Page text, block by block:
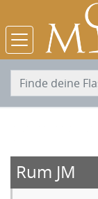
Rum JM